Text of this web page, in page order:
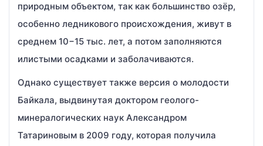
природным объектом, так как большинство озёр,
особенно ледникового происхождения, живут в
среднем 10−15 тыс. лет, а потом заполняются
илистыми осадками и заболачиваются.
Однако существует также версия о молодости
Байкала, выдвинутая доктором геолого-
минералогических наук Александром
Татариновым в 2009 году, которая получила